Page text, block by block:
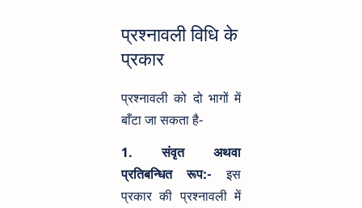
प्रश्नावली विधि के
प्रकार
प्रश्नावली को दो भागों में
बाँटा जा सकता है-
1. संवृत अथवा
प्रतिबन्धित रूप:- इस
प्रकार की प्रश्नावली में